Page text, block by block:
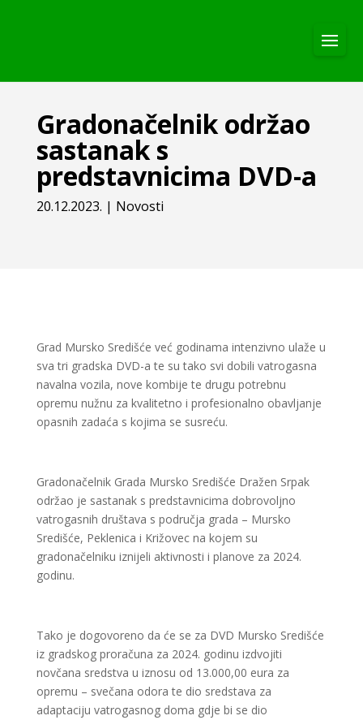
Gradonačelnik održao
sastanak s
predstavnicima DVD-a
20.12.2023. | Novosti
Grad Mursko Središće već godinama intenzivno ulaže u
sva tri gradska DVD-a te su tako svi dobili vatrogasna
navalna vozila, nove kombije te drugu potrebnu
opremu nužnu za kvalitetno i profesionalno obavljanje
opasnih zadaća s kojima se susreću.
Gradonačelnik Grada Mursko Središće Dražen Srpak
održao je sastanak s predstavnicima dobrovoljno
vatrogasnih društava s područja grada – Mursko
Središće, Peklenica i Križovec na kojem su
gradonačelniku iznijeli aktivnosti i planove za 2024.
godinu.
Tako je dogovoreno da će se za DVD Mursko Središće
iz gradskog proračuna za 2024. godinu izdvojiti
novčana sredstva u iznosu od 13.000,00 eura za
opremu – svečana odora te dio sredstava za
adaptaciju vatrogasnog doma gdje bi se dio